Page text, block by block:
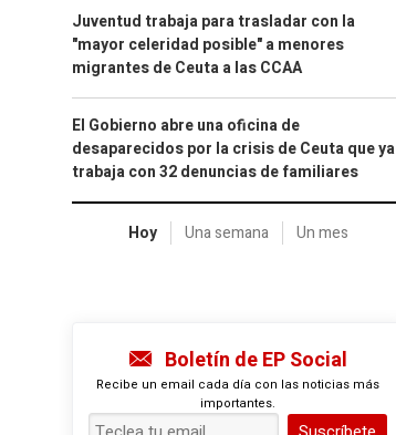
Juventud trabaja para trasladar con la
"mayor celeridad posible" a menores
migrantes de Ceuta a las CCAA
El Gobierno abre una oficina de
desaparecidos por la crisis de Ceuta que ya
trabaja con 32 denuncias de familiares
Hoy Una semana Un mes
Boletín de EP Social
Recibe un email cada día con las noticias más
importantes.